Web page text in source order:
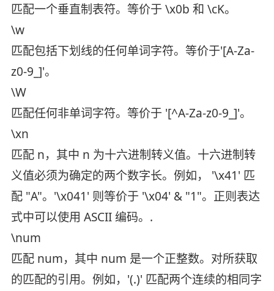
匹配一个垂直制表符。等价于 \x0b 和 \cK。
\w
匹配包括下划线的任何单词字符。等价于'[A-Za-
z0-9_]'。
\W
匹配任何非单词字符。等价于 '[^A-Za-z0-9_]'。
\xn
匹配 n，其中 n 为十六进制转义值。十六进制转
义值必须为确定的两个数字长。例如， '\x41' 匹
配 "A"。'\x041' 则等价于 '\x04' & "1"。正则表达
式中可以使用 ASCII 编码。.
\num
匹配 num，其中 num 是一个正整数。对所获取
的匹配的引用。例如，'(.)' 匹配两个连续的相同字